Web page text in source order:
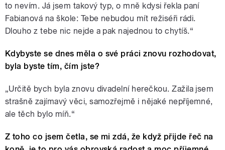
to nevím. Já jsem takový typ, o mně kdysi řekla paní
Fabianová na škole: Tebe nebudou mít režiséři rádi.
Dlouho z tebe nic nejde a pak najednou to chytíš.“
Kdybyste se dnes měla o své práci znovu rozhodovat,
byla byste tím, čím jste?
„Určitě bych byla znovu divadelní herečkou. Zažila jsem
strašně zajímavý věci, samozřejmě i nějaké nepříjemné,
ale těch bylo míň.“
Z toho co jsem četla, se mi zdá, že když přijde řeč na